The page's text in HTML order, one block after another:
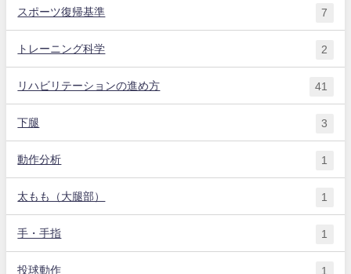
スポーツ復帰基準 7
トレーニング科学 2
リハビリテーションの進め方 41
下腿 3
動作分析 1
太もも（大腿部） 1
手・手指 1
投球動作 1